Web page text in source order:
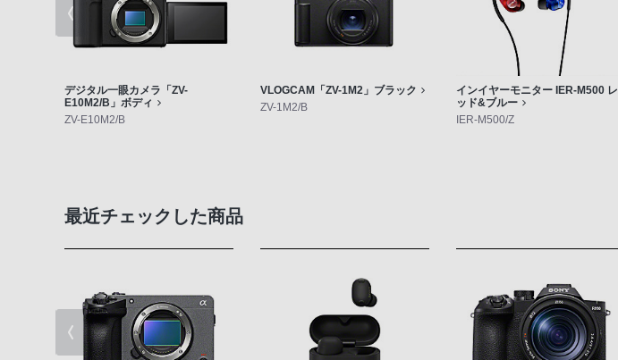
デジタル一眼カメラ「ZV-
E10M2/B」ボディ
ZV-E10M2/B
VLOGCAM「ZV-1M2」ブラック
ZV-1M2/B
インイヤーモニター IER-M500 レ
ッド&ブルー
IER-M500/Z
最近チェックした商品